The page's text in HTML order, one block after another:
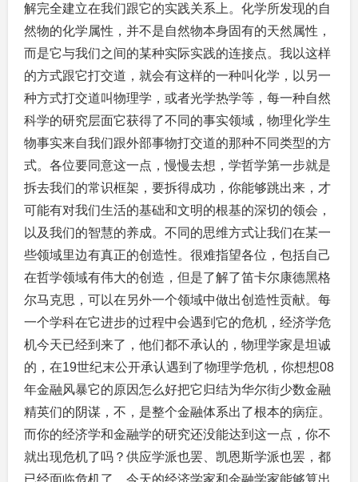
解完全建立在我们跟它的实践关系上。化学所发现的自
然物的化学属性，并不是自然物本身固有的天然属性，
而是它与我们之间的某种实际实践的连接点。我以这样
的方式跟它打交道，就会有这样的一种叫化学，以另一
种方式打交道叫物理学，或者光学热学等，每一种自然
科学的研究层面它获得了不同的事实领域，物理化学生
物事实来自我们跟外部事物打交道的那种不同类型的方
式。各位要同意这一点，慢慢去想，学哲学第一步就是
拆去我们的常识框架，要拆得成功，你能够跳出来，才
可能有对我们生活的基础和文明的根基的深切的领会，
以及我们的智慧的养成。不同的思维方式让我们在某一
些领域里边有真正的创造性。很难指望各位，包括自己
在哲学领域有伟大的创造，但是了解了笛卡尔康德黑格
尔马克思，可以在另外一个领域中做出创造性贡献。每
一个学科在它进步的过程中会遇到它的危机，经济学危
机今天已经到来了，他们都不承认的，物理学家是坦诚
的，在19世纪末公开承认遇到了物理学危机，你想想08
年金融风暴它的原因怎么好把它归结为华尔街少数金融
精英们的阴谋，不，是整个金融体系出了根本的病症。
而你的经济学和金融学的研究还没能达到这一点，你不
就出现危机了吗？供应学派也罢、凯恩斯学派也罢，都
已经面临危机了，今天的经济学家和金融学家能够算出